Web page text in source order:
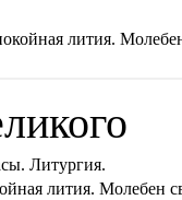
лития.
Литургия.
лития. Молебен